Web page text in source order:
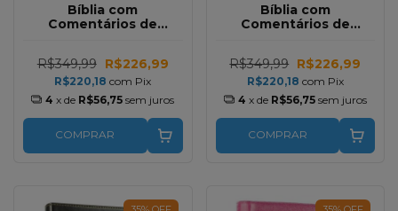
Bíblia com
Comentários de
R$349,99 R$226,99
R$220,18com Pix
4 x de R$56,75 sem juros
COMPRAR
Bíblia com
Comentários de
R$349,99 R$226,99
R$220,18 com Pix
4 x de R$56,75 sem juros
COMPRAR